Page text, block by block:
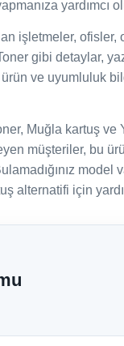
yardımcı
işletmeler, ofisler,
gibi detaylar,
ve uyumluluk
Muğla kartuş ve
müşteriler, bu
model
alternatifi için